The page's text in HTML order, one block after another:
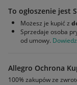
To ogłoszenie jest
Możesz je kupić z
Sprzedaje osoba
od umowy.
Allegro Ochrona
100% zakupów ze